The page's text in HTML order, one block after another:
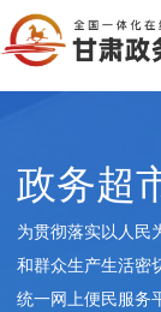
政务超
为贯彻落实以人民
和群众生产生活密
统一网上便民服